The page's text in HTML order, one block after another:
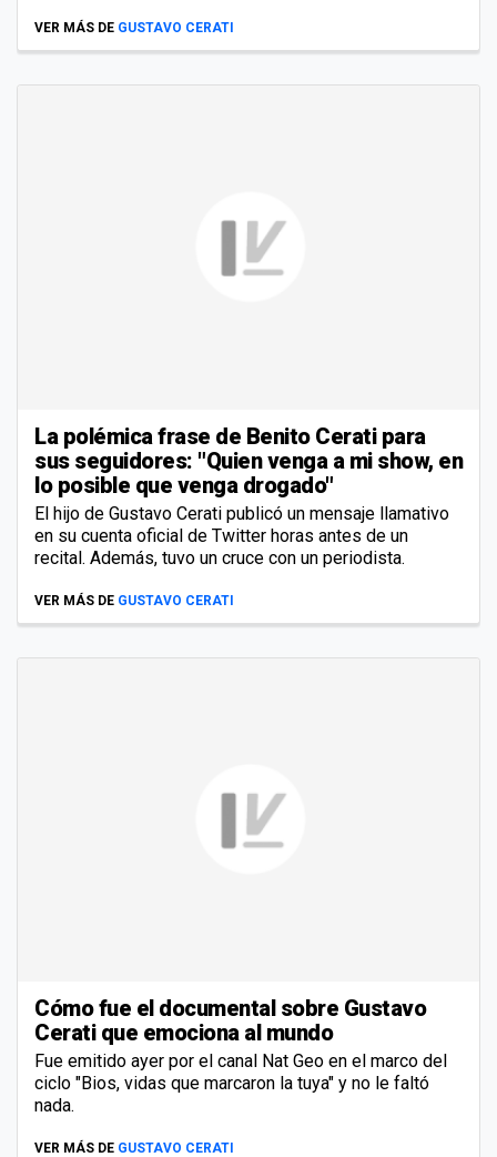
VER MÁS DE GUSTAVO CERATI
La polémica frase de Benito Cerati para
sus seguidores: "Quien venga a mi show, en
lo posible que venga drogado"
El hijo de Gustavo Cerati publicó un mensaje llamativo
en su cuenta oficial de Twitter horas antes de un
recital. Además, tuvo un cruce con un periodista.
VER MÁS DE GUSTAVO CERATI
Cómo fue el documental sobre Gustavo
Cerati que emociona al mundo
Fue emitido ayer por el canal Nat Geo en el marco del
ciclo "Bios, vidas que marcaron la tuya" y no le faltó
nada.
VER MÁS DE GUSTAVO CERATI